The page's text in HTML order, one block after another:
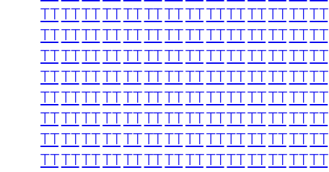
TTTTTTTTTTTTTTTTTTTTTTTTTTTT
TTTTTTTTTTTTTTTTTTTTTTTTTTTT
TTTTTTTTTTTTTTTTTTTTTTTTTTTT
TTTTTTTTTTTTTTTTTTTTTTTTTTTT
TTTTTTTTTTTTTTTTTTTTTTTTTTTT
TTTTTTTTTTTTTTTTTTTTTTTTTTTT
TTTTTTTTTTTTTTTTTTTTTTTTTTTT
TTTTTTTTTTTTTTTTTTTTTTTTTTTT